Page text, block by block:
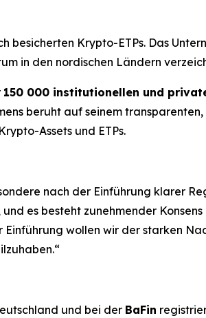
besicherten Krypto-ETPs. Das
in den nordischen Ländern
150 000 institutionellen und
beruht auf seinem
Assets und ETPs.
nach der Einführung klarer
es besteht zunehmender
Einführung wollen wir der starken
und bei der BaFin